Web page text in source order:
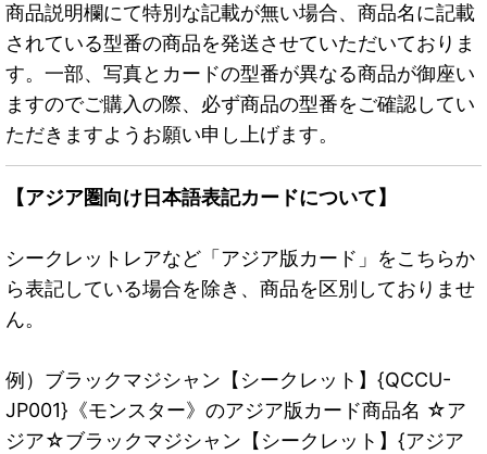
商品説明欄にて特別な記載が無い場合、商品名に記載
されている型番の商品を発送させていただいておりま
す。一部、写真とカードの型番が異なる商品が御座い
ますのでご購入の際、必ず商品の型番をご確認してい
ただきますようお願い申し上げます。
【アジア圏向け日本語表記カードについて】
シークレットレアなど「アジア版カード」をこちらか
ら表記している場合を除き、商品を区別しておりませ
ん。
例）ブラックマジシャン【シークレット】{QCCU-
JP001}《モンスター》のアジア版カード商品名 ☆ア
ジア☆ブラックマジシャン【シークレット】{アジア